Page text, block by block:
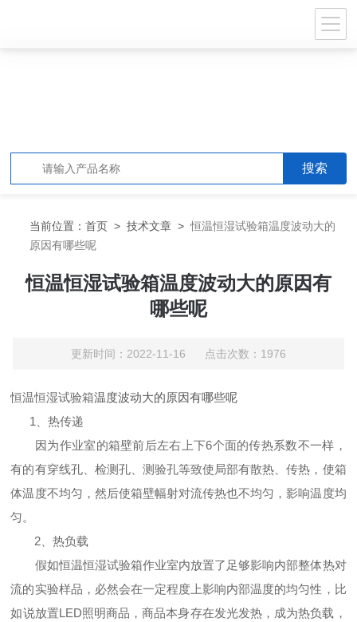
当前位置：首页 >技术文章 >恒温恒湿试验箱温度波动大的
原因有哪些呢
恒温恒湿试验箱温度波动大的原因有
哪些呢
更新时间：2022-11-16 点击次数：1976
恒温恒湿试验箱温度波动大的原因有哪些呢
1、热传递
因为作业室的箱壁前后左右上下6个面的传热系数不一样，
有的有穿线孔、检测孔、测验孔等致使局部有散热、传热，使箱
体温度不均匀，然后使箱壁幅射对流传热也不均匀，影响温度均
匀。
2、热负载
假如恒温恒湿试验箱作业室内放置了足够影响内部整体热对
流的实验样品，必然会在一定程度上影响内部温度的均匀性，比
如说放置LED照明商品，商品本身存在发光发热，成为热负载，